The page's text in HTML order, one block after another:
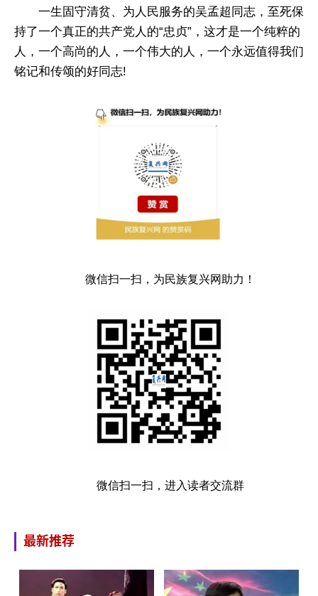
一生固守清贫、为人民服务的吴孟超同志，至死保
持了一个真正的共产党人的“忠贞”，这才是一个纯粹的
人，一个高尚的人，一个伟大的人，一个永远值得我们
铭记和传颂的好同志!
微信扫一扫，为民族复兴网助力！
微信扫一扫，进入读者交流群
最新推荐